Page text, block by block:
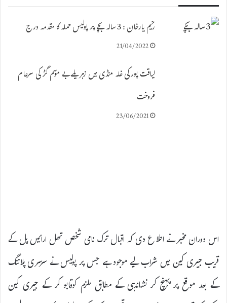
رحیم یارخان : 3سالہ بچے پر پولیس حملہ کا مقدمہ درج
21/04/2022
لیاقت پورکی غلہ منڈی میں زہریلے بے موسم گڑ کی سرعام
فروخت
23/06/2021
اس دوران مخبر نے اطلاع دی کہ اقبال ترک نامی شخص تھل ارائیں پل کے
قریب جیری کین میں شراب لیے موجود ہے جس پر پولیس نے سرسری پلاننگ
کے بعد موقع پر پہنچ کر نشاندہی کے مطابق ملزم کوقابو کر کے جیری کین